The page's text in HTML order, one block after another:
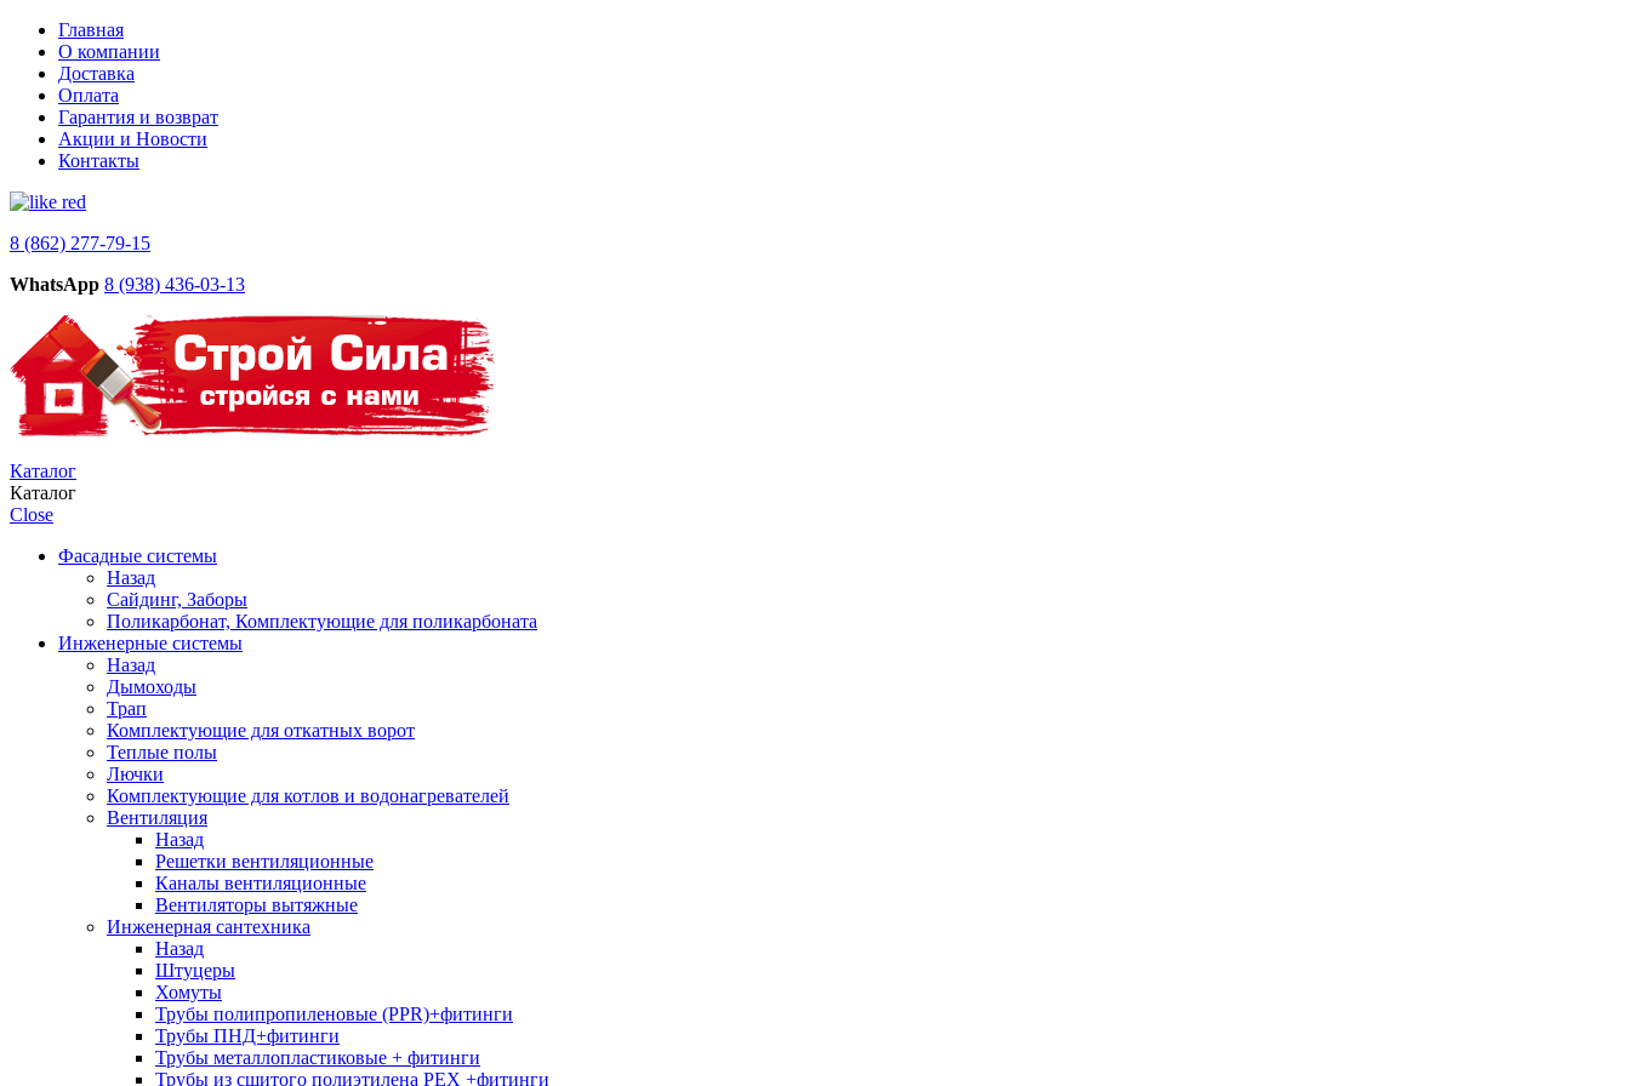
Главная
О компании
Доставка
Оплата
Гарантия и возврат
Акции и Новости
Контакты
8 (862) 277-79-15
WhatsApp 8 (938) 436-03-13
Каталог
Каталог
Close
Фасадные системы
Назад
Сайдинг, Заборы
Поликарбонат, Комплектующие для поликарбоната
Инженерные системы
Назад
Дымоходы
Трап
Комплектующие для откатных ворот
Теплые полы
Лючки
Комплектующие для котлов и водонагревателей
Вентиляция
Назад
Решетки вентиляционные
Каналы вентиляционные
Вентиляторы вытяжные
Инженерная сантехника
Назад
Штуцеры
Хомуты
Трубы полипропиленовые (PPR)+фитинги
Трубы ПНД+фитинги
Трубы металлопластиковые + фитинги
Трубы из сшитого полиэтилена PEX +фитинги